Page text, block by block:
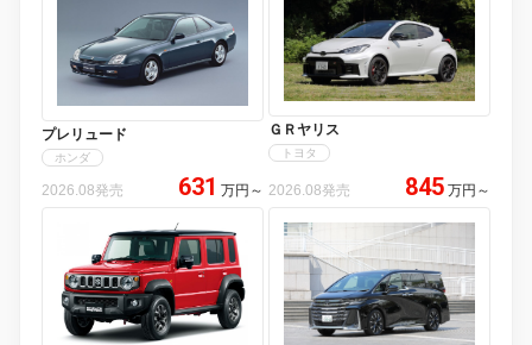
プレリュード
ホンダ
2026.08発売 631 万円 ～
ＧＲヤリス
トヨタ
2026.08発売 845 万円 ～